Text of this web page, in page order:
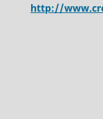
http://